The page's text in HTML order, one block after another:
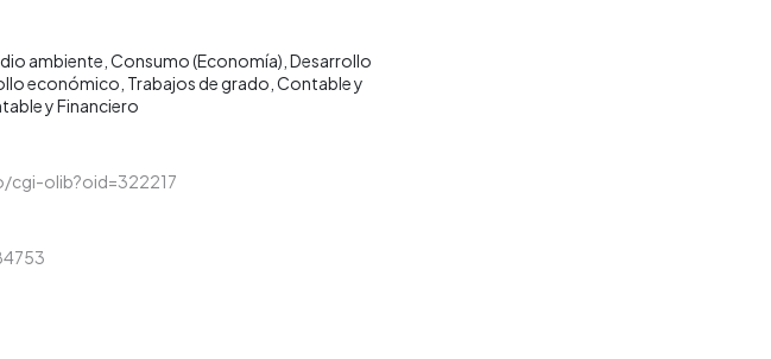
ambiente Consumo (Economía) Desarrollo
económico Trabajos de grado Contable y
y Financiero
cgi-olib?oid=322217